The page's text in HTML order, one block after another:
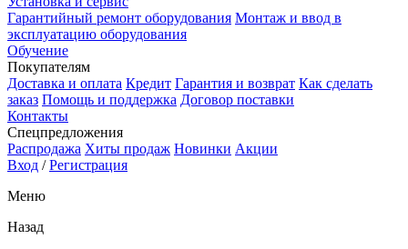
Гарантийный ремонт оборудования Монтаж и ввод в
эксплуатацию оборудования
Обучение
Покупателям
Доставка и оплата Кредит Гарантия и возврат Как сделать
заказ Помощь и поддержка Договор поставки
Контакты
Спецпредложения
Распродажа Хиты продаж Новинки Акции
Вход /Регистрация
Меню
Назад